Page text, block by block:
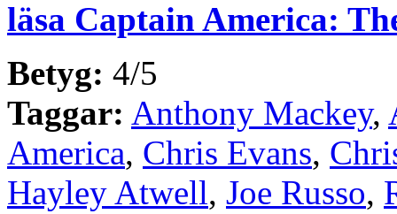
läsa Captain America:
Betyg: 4/5
Taggar: Anthony Mackey,
America, Chris Evans,
Hayley Atwell, Joe Russo,